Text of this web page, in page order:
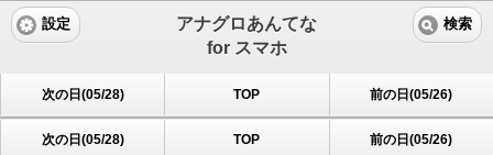
アナグロあんてな
for スマホ
設定 検索
次の日(05/28) TOP 前の日(05/26)
次の日(05/28) TOP 前の日(05/26)